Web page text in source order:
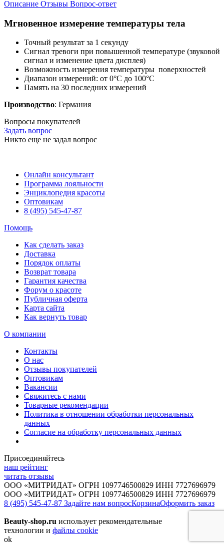
Описание Отзывы Вопрос-ответ
Мгновенное измерение температуры тела
Точный результат за 1 секунду
Сигнал тревоги при повышенной температуре (звуковой
сигнал и изменение цвета дисплея)
Возможность измерения температуры поверхностей
Диапазон измерений: от 0°C до 100°C
Память на 30 последних измерений
Производство: Германия
Вопросы покупателей
Задать вопрос
Никто еще не задал вопрос
Онлайн консультант
Программа лояльности
Энциклопедия красоты
Оптовикам
8 (495) 545-47-87
Помощь
Как сделать заказ
Доставка
Порядок оплаты
Возврат товара
Гарантия качества
Форум о красоте
Публичная оферта
Карта сайта
Как вернуть товар
О компании
Контакты
О нас
Отзывы покупателей
Оптовикам
Вакансии
Свяжитесь с нами
Товарные рекомендации
Политика в отношении обработки персональных
данных
Согласие на обработку персональных данных
Присоединяйтесь
наш рейтинг
читать отзывы
ООО «МИТРИДАТ» ОГРН 1097746500829 ИНН 7727696979
ООО «МИТРИДАТ» ОГРН 1097746500829 ИНН 7727696979
8 (495) 545-47-87 Задайте нам вопросКорзинаОформить заказ
Beauty-shop.ru использует рекомендательные
технологии и файлы cookie
ok